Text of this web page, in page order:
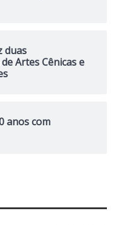
duas
Artes Cênicas e
anos com